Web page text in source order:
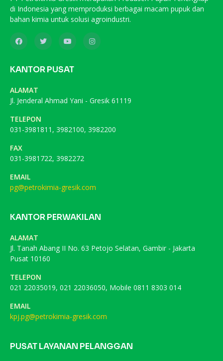
di Indonesia yang memproduksi berbagai macam pupuk dan
bahan kimia untuk solusi agroindustri.
KANTOR PUSAT
ALAMAT
Jl. Jenderal Ahmad Yani - Gresik 61119
TELEPON
031-3981811, 3982100, 3982200
FAX
031-3981722, 3982272
EMAIL
pg@petrokimia-gresik.com
KANTOR PERWAKILAN
ALAMAT
Jl. Tanah Abang II No. 63 Petojo Selatan, Gambir - Jakarta
Pusat 10160
TELEPON
021 22035019, 021 22036050, Mobile 0811 8303 014
EMAIL
kpj.pg@petrokimia-gresik.com
PUSAT LAYANAN PELANGGAN